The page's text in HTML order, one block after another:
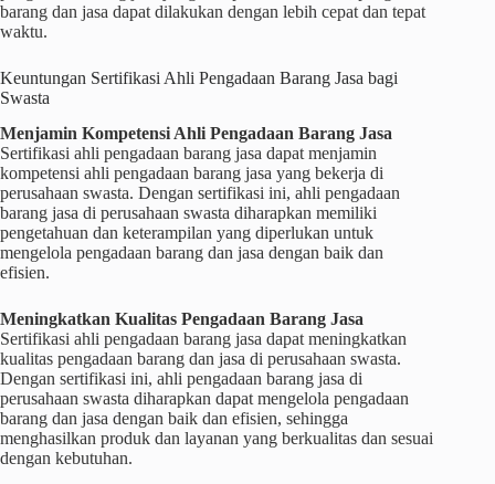
barang dan jasa dapat dilakukan dengan lebih cepat dan tepat
waktu.
Keuntungan Sertifikasi Ahli Pengadaan Barang Jasa bagi
Swasta
Menjamin Kompetensi Ahli Pengadaan Barang Jasa
Sertifikasi ahli pengadaan barang jasa dapat menjamin
kompetensi ahli pengadaan barang jasa yang bekerja di
perusahaan swasta. Dengan sertifikasi ini, ahli pengadaan
barang jasa di perusahaan swasta diharapkan memiliki
pengetahuan dan keterampilan yang diperlukan untuk
mengelola pengadaan barang dan jasa dengan baik dan
efisien.
Meningkatkan Kualitas Pengadaan Barang Jasa
Sertifikasi ahli pengadaan barang jasa dapat meningkatkan
kualitas pengadaan barang dan jasa di perusahaan swasta.
Dengan sertifikasi ini, ahli pengadaan barang jasa di
perusahaan swasta diharapkan dapat mengelola pengadaan
barang dan jasa dengan baik dan efisien, sehingga
menghasilkan produk dan layanan yang berkualitas dan sesuai
dengan kebutuhan.